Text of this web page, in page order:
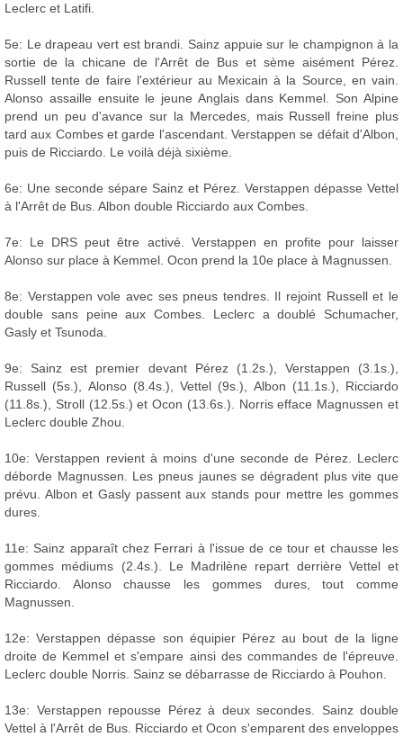
Leclerc et Latifi.
5e: Le drapeau vert est brandi. Sainz appuie sur le champignon à la
sortie de la chicane de l'Arrêt de Bus et sème aisément Pérez.
Russell tente de faire l'extérieur au Mexicain à la Source, en vain.
Alonso assaille ensuite le jeune Anglais dans Kemmel. Son Alpine
prend un peu d'avance sur la Mercedes, mais Russell freine plus
tard aux Combes et garde l'ascendant. Verstappen se défait d'Albon,
puis de Ricciardo. Le voilà déjà sixième.
6e: Une seconde sépare Sainz et Pérez. Verstappen dépasse Vettel
à l'Arrêt de Bus. Albon double Ricciardo aux Combes.
7e: Le DRS peut être activé. Verstappen en profite pour laisser
Alonso sur place à Kemmel. Ocon prend la 10e place à Magnussen.
8e: Verstappen vole avec ses pneus tendres. Il rejoint Russell et le
double sans peine aux Combes. Leclerc a doublé Schumacher,
Gasly et Tsunoda.
9e: Sainz est premier devant Pérez (1.2s.), Verstappen (3.1s.),
Russell (5s.), Alonso (8.4s.), Vettel (9s.), Albon (11.1s.), Ricciardo
(11.8s.), Stroll (12.5s.) et Ocon (13.6s.). Norris efface Magnussen et
Leclerc double Zhou.
10e: Verstappen revient à moins d'une seconde de Pérez. Leclerc
déborde Magnussen. Les pneus jaunes se dégradent plus vite que
prévu. Albon et Gasly passent aux stands pour mettre les gommes
dures.
11e: Sainz apparaît chez Ferrari à l'issue de ce tour et chausse les
gommes médiums (2.4s.). Le Madrilène repart derrière Vettel et
Ricciardo. Alonso chausse les gommes dures, tout comme
Magnussen.
12e: Verstappen dépasse son équipier Pérez au bout de la ligne
droite de Kemmel et s'empare ainsi des commandes de l'épreuve.
Leclerc double Norris. Sainz se débarrasse de Ricciardo à Pouhon.
13e: Verstappen repousse Pérez à deux secondes. Sainz double
Vettel à l'Arrêt de Bus. Ricciardo et Ocon s'emparent des enveloppes